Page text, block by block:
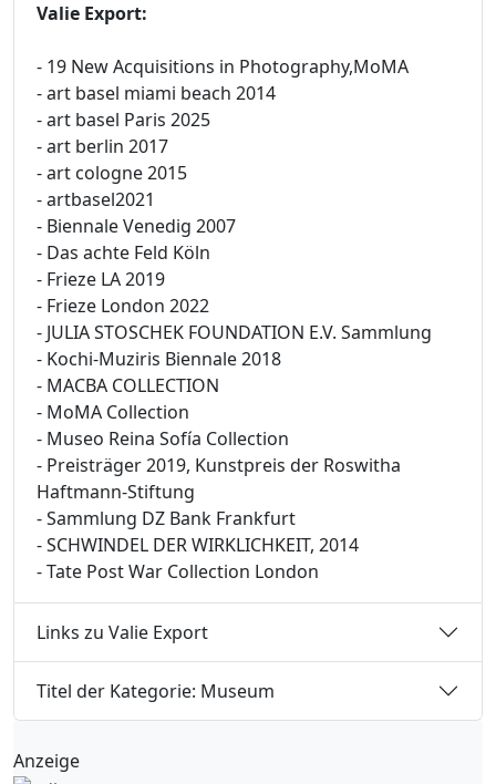
Valie Export:
- 19 New Acquisitions in Photography,MoMA
- art basel miami beach 2014
- art basel Paris 2025
- art berlin 2017
- art cologne 2015
- artbasel2021
- Biennale Venedig 2007
- Das achte Feld Köln
- Frieze LA 2019
- Frieze London 2022
- JULIA STOSCHEK FOUNDATION E.V. Sammlung
- Kochi-Muziris Biennale 2018
- MACBA COLLECTION
- MoMA Collection
- Museo Reina Sofía Collection
- Preisträger 2019, Kunstpreis der Roswitha
Haftmann-Stiftung
- Sammlung DZ Bank Frankfurt
- SCHWINDEL DER WIRKLICHKEIT, 2014
- Tate Post War Collection London
Links zu Valie Export
Titel der Kategorie: Museum
Anzeige